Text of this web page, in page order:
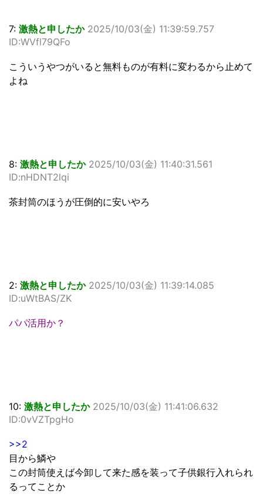
7: 激熱と申したか 2025/10/03(金) 11:39:59.757
ID:WVfl79QFo
こういうやつがいると無料ものが有料に変わるから止めて
よね
8: 激熱と申したか 2025/10/03(金) 11:40:31.561
ID:nHDNT2lqi
茶封筒のほうが圧倒的に安いやろ
2: 激熱と申したか 2025/10/03(金) 11:39:14.085
ID:uWtBAS/ZK
パパ活用か？
10: 激熱と申したか 2025/10/03(金) 11:41:06.632
ID:0vVZTpgHo
>>2
目から鱗や
この封筒使えば今卸して来た感を装って子供銀行入れられ
るってことか